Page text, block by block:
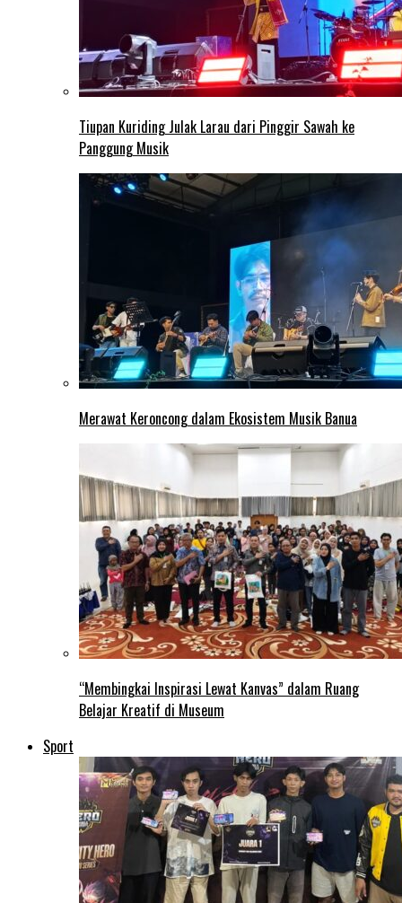
Tiupan Kuriding Julak Larau dari Pinggir Sawah ke
Panggung Musik
Merawat Keroncong dalam Ekosistem Musik Banua
“Membingkai Inspirasi Lewat Kanvas” dalam Ruang
Belajar Kreatif di Museum
Sport